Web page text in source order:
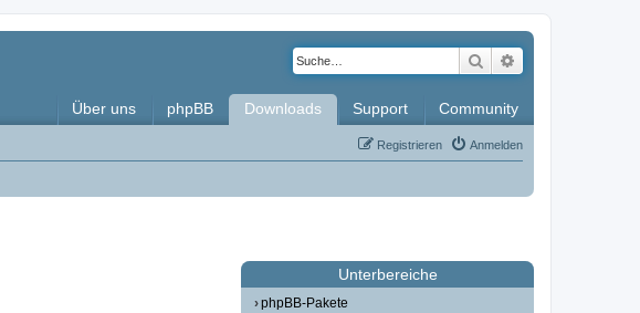
Suche
Über uns phpBB Downloads Support Community
Anmelden
Registrieren
Unterbereiche
phpBB-Pakete